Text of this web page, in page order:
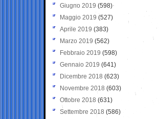
Giugno 2019 (598)
Maggio 2019 (527)
Aprile 2019 (383)
Marzo 2019 (562)
Febbraio 2019 (598)
Gennaio 2019 (641)
Dicembre 2018 (623)
Novembre 2018 (603)
Ottobre 2018 (631)
Settembre 2018 (586)